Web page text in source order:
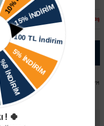
Ver Paylaş
Pick-Up Skoda Felicia LX - GLX (98-01)
Skoda Forman L EM (89-92) Skoda Favorit LX YM
L EM (92-93) Skoda Felicia LX - GLX (95-97)
! 🍀